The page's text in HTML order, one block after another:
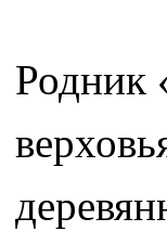
Родник